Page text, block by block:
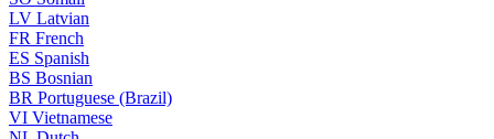
LV Latvian
FR French
ES Spanish
BS Bosnian
BR Portuguese (Brazil)
VI Vietnamese